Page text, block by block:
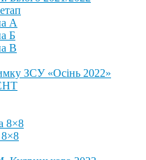
А
Б
В
ЗСУ «Осінь 2022»
8×8